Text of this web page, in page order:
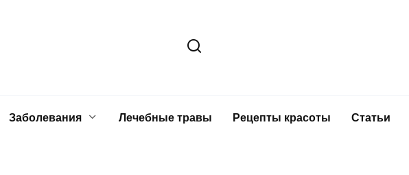
Заболевания Лечебные травы Рецепты красоты Статьи